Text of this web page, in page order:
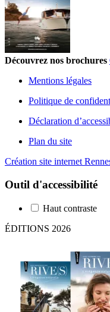
Découvrez nos brochures
Mentions légales
Politique de
Déclaration
Plan du site
Création site internet
Outil d'accessibilité
Haut contraste
ÉDITIONS 2026